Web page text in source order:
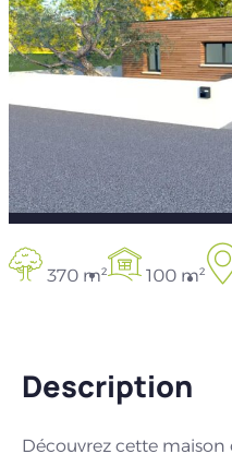
370 m² 100 m²
Description
Découvrez cette